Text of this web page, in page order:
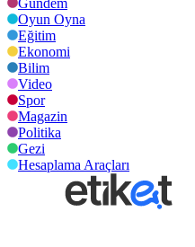
Gündem
Oyun Oyna
Eğitim
Ekonomi
Bilim
Video
Spor
Magazin
Politika
Gezi
Hesaplama Araçları